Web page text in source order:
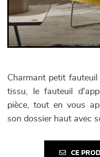
Charmant petit
tissu, le fauteuil
pièce, tout en vous
son dossier haut avec
CE